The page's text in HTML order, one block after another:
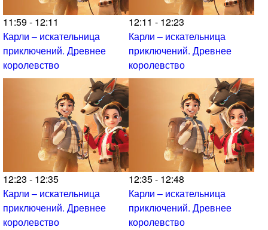
11:59 - 12:11
Карли – искательница
приключений. Древнее
королевство
12:11 - 12:23
Карли – искательница
приключений. Древнее
королевство
12:23 - 12:35
Карли – искательница
приключений. Древнее
королевство
12:35 - 12:48
Карли – искательница
приключений. Древнее
королевство